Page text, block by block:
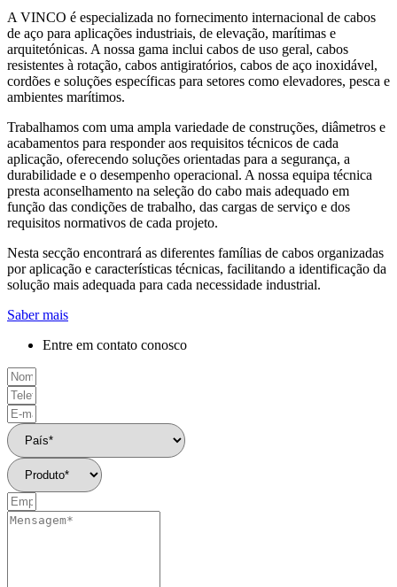
A VINCO é especializada no fornecimento internacional de cabos
de aço para aplicações industriais, de elevação, marítimas e
arquitetónicas. A nossa gama inclui cabos de uso geral, cabos
resistentes à rotação, cabos antigiratórios, cabos de aço inoxidável,
cordões e soluções específicas para setores como elevadores, pesca e
ambientes marítimos.
Trabalhamos com uma ampla variedade de construções, diâmetros e
acabamentos para responder aos requisitos técnicos de cada
aplicação, oferecendo soluções orientadas para a segurança, a
durabilidade e o desempenho operacional. A nossa equipa técnica
presta aconselhamento na seleção do cabo mais adequado em
função das condições de trabalho, das cargas de serviço e dos
requisitos normativos de cada projeto.
Nesta secção encontrará as diferentes famílias de cabos organizadas
por aplicação e características técnicas, facilitando a identificação da
solução mais adequada para cada necessidade industrial.
Saber mais
Entre em contato conosco